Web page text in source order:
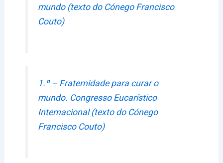
mundo (texto do Cónego Francisco
Couto)
1.º – Fraternidade para curar o
mundo. Congresso Eucarístico
Internacional (texto do Cónego
Francisco Couto)